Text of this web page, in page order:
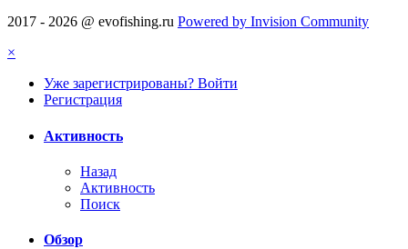
2017 - 2026 @ evofishing.ru Powered by Invision Community
×
Уже зарегистрированы? Войти
Регистрация
Активность
Назад
Активность
Поиск
Обзор